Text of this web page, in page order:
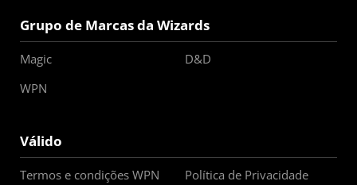
Grupo de Marcas da Wizards
Magic
D&D
WPN
Válido
Termos e condições WPN
Política de Privacidade